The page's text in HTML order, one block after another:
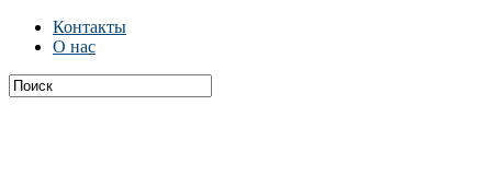
Контакты
О нас